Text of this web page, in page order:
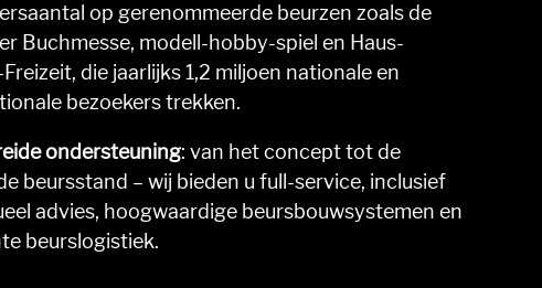
op gerenommeerde beurzen zoals de
Buchmesse, modell-hobby-spiel en Haus-
die jaarlijks 1,2 miljoen nationale en
bezoekers trekken.
ondersteuning: van het concept tot de
beursstand – wij bieden u full-service, inclusief
advies, hoogwaardige beursbouwsystemen en
beurslogistiek.